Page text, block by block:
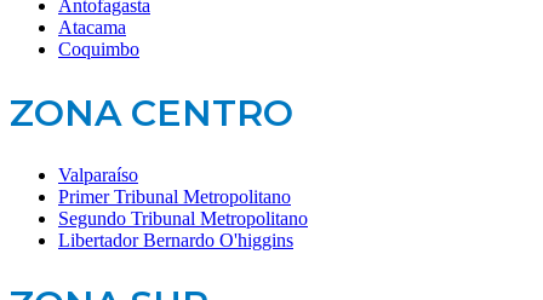
Antofagasta
Atacama
Coquimbo
ZONA CENTRO
Valparaíso
Primer Tribunal Metropolitano
Segundo Tribunal Metropolitano
Libertador Bernardo O'higgins